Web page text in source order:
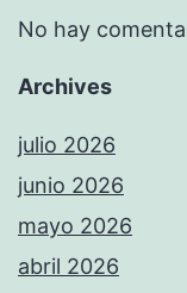
No hay
Archives
julio 2026
junio 2026
mayo 2026
abril 2026